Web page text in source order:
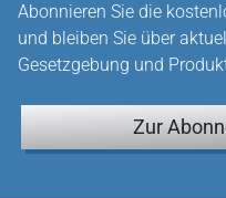
Abonnieren Sie die
und bleiben Sie über
Gesetzgebung und
Zur